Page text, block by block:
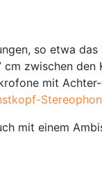
so etwa
zwischen
mit
mit einem